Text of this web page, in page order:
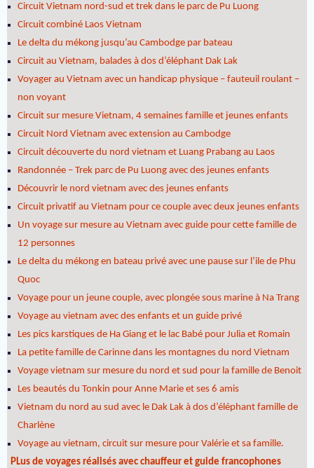
Circuit Vietnam nord-sud et trek dans le parc de Pu Luong
Circuit combiné Laos Vietnam
Le delta du mékong jusqu’au Cambodge par bateau
Circuit au Vietnam, balades à dos d’éléphant Dak Lak
Voyager au Vietnam avec un handicap physique – fauteuil roulant –
non voyant
Circuit sur mesure Vietnam, 4 semaines famille et jeunes enfants
Circuit Nord Vietnam avec extension au Cambodge
Circuit découverte du nord vietnam et Luang Prabang au Laos
Randonnée – Trek parc de Pu Luong avec des jeunes enfants
Découvrir le nord vietnam avec des jeunes enfants
Circuit privatif au Vietnam pour ce couple avec deux jeunes enfants
Un voyage sur mesure au Vietnam avec guide pour cette famille de
12 personnes
Le delta du mékong en bateau privé avec une pause sur l’ile de Phu
Quoc
Voyage pour un jeune couple, avec plongée sous marine à Na Trang
Voyage au vietnam avec des enfants et un guide privé
Les pics karstiques de Ha Giang et le lac Babé pour Julia et Romain
La petite famille de Carinne dans les montagnes du nord Vietnam
Voyage vietnam sur mesure du nord et sud pour la famille de Benoit
Les beautés du Tonkin pour Anne Marie et ses 6 amis
Vietnam du nord au sud avec le Dak Lak à dos d’éléphant famille de
Charlène
Voyage au vietnam, circuit sur mesure pour Valérie et sa famille.
PLus de voyages réalisés avec chauffeur et guide francophones